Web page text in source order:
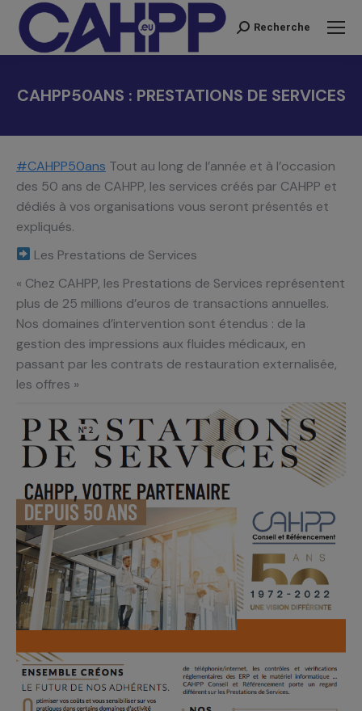
Recherche
Recherche
CAHPP50ANS : PRESTATIONS DE SERVICES
#CAHPP50ans Tout au long de l’année et à l’occasion
des 50 ans de CAHPP, les services créés par CAHPP et
dédiés à vos organisations vous seront présentés et
expliqués.
Les Prestations de Services
« Chez CAHPP, les Prestations de Services représentent
plus de 25 millions d’euros de transactions annuelles.
Nos domaines d’intervention sont étendus : de la
gestion des impressions aux fluides médicaux, en
passant par les contrats de restauration externalisée,
les offres »